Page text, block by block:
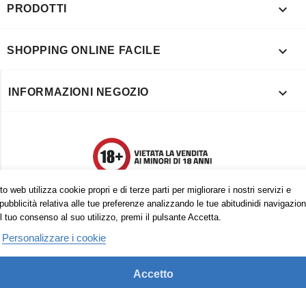
web utilizza cookie propri e di terze parti per migliorare i nostri servizi e
relativa alle tue preferenze analizzando le tue abitudinidi
tuo consenso al suo utilizzo, premi il pulsante Accetta.
Personalizzare i cookie
Accetto
PRODOTTI 
SHOPPING ONLINE FACILE 
INFORMAZIONI NEGOZIO 
Trovaci anche su: